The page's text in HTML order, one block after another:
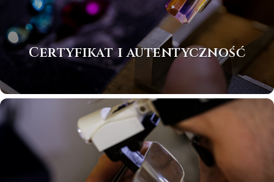
Certyfikat i autentyczność